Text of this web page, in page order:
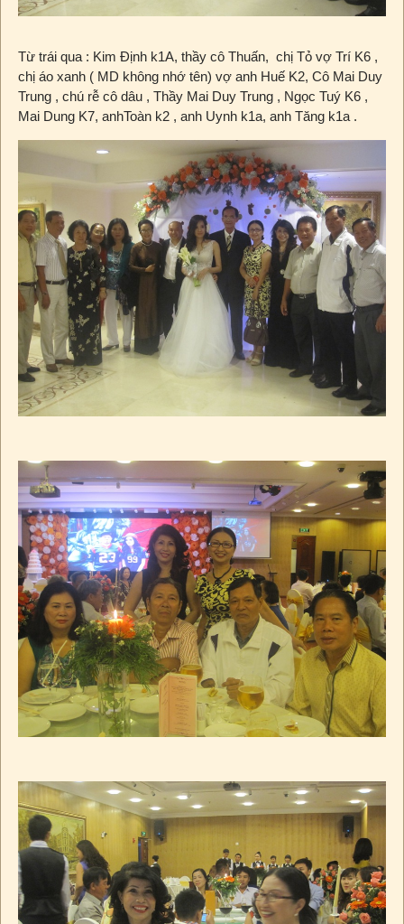
Từ trái qua : Kim Định k1A, thầy cô Thuấn, chị Tỏ vợ Trí K6 ,
chị áo xanh ( MD không nhớ tên) vợ anh Huế K2, Cô Mai Duy
Trung , chú rễ cô dâu , Thầy Mai Duy Trung , Ngọc Tuý K6 ,
Mai Dung K7, anhToàn k2 , anh Uynh k1a, anh Tăng k1a .